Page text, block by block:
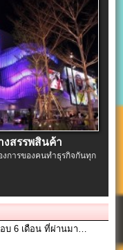
งสรรพสินค้า
การของคนทำธุรกิจกันทุก
บ 6 เดือน ที่ผ่านมา…